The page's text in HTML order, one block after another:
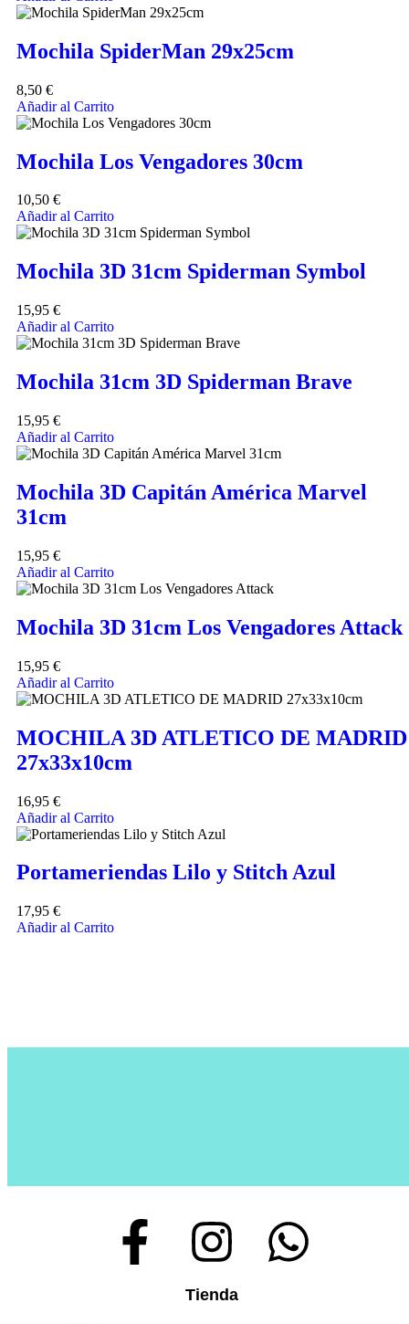
Mochila SpiderMan 29x25cm
8,50 €
Añadir al Carrito
Mochila Los Vengadores 30cm
10,50 €
Añadir al Carrito
Mochila 3D 31cm Spiderman Symbol
15,95 €
Añadir al Carrito
Mochila 31cm 3D Spiderman Brave
15,95 €
Añadir al Carrito
Mochila 3D Capitán América Marvel
31cm
15,95 €
Añadir al Carrito
Mochila 3D 31cm Los Vengadores Attack
15,95 €
Añadir al Carrito
MOCHILA 3D ATLETICO DE MADRID
27x33x10cm
16,95 €
Añadir al Carrito
Portameriendas Lilo y Stitch Azul
17,95 €
Añadir al Carrito
Tienda